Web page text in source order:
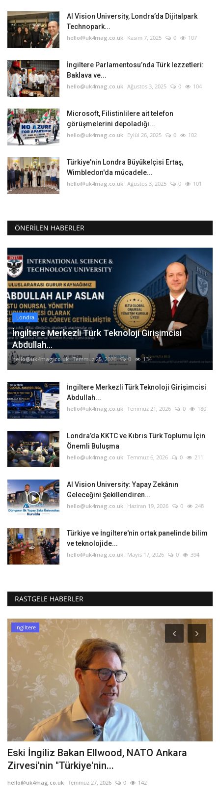
AI Vision University, Londra’da Dijitalpark
Technopark...
hello@uk4mag.co.uk Kasım 7, 2025 0 107
İngiltere Parlamentosu’nda Türk lezzetleri:
Baklava ve...
hello@uk4mag.co.uk Ağustos 3, 2025 0 104
Microsoft, Filistinlilere ait telefon
görüşmelerini depoladığı...
hello@uk4mag.co.uk Eylül 26, 2025 0 102
Türkiye'nin Londra Büyükelçisi Ertaş,
Wimbledon'da mücadele...
hello@uk4mag.co.uk Ağustos 3, 2025 0 101
ÖNERILEN HABERLER
Londra
İngiltere Merkezli Türk Teknoloji Girişimcisi
Abdullah...
hello@uk4mag.co.uk Temmuz 25, 2026 0 134
İngiltere Merkezli Türk Teknoloji Girişimcisi
Abdullah...
hello@uk4mag.co.uk Temmuz 21, 2026 0 180
Londra’da KKTC ve Kıbrıs Türk Toplumu İçin
Önemli Buluşma
hello@uk4mag.co.uk Temmuz 6, 2026 0 211
AI Vision University: Yapay Zekânın
Geleceğini Şekillendiren...
hello@uk4mag.co.uk Haziran 19, 2026 0 248
Türkiye ve İngiltere'nin ortak panelinde bilim
ve teknolojide...
hello@uk4mag.co.uk Mayıs 17, 2026 0 394
RASTGELE HABERLER
İngiltere
Eski İngiliz Bakan Ellwood, NATO Ankara
Zirvesi'nin "Türkiye'nin...
hello@uk4mag.co.uk Temmuz 27, 2026 0 142